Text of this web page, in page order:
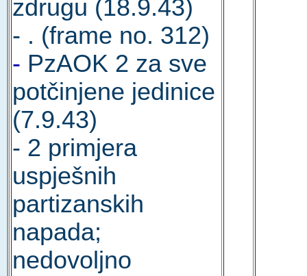
zdrugu (18.9.43)
- . (frame no. 312)
- PzAOK 2 za sve
potčinjene jedinice
(7.9.43)
- 2 primjera
uspješnih
partizanskih
napada;
nedovoljno